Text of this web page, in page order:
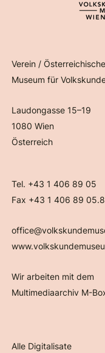
Verein /
Museum für
Laudongasse 15–19
1080 Wien
Österreich
Tel. +43 1 406 89 05
Fax +43 1 406 89
Wir arbeiten mit dem
Multimediaarchiv M-
Alle Digitalisate